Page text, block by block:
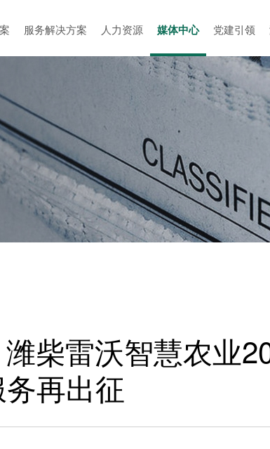
服务解决方案 人力资源 媒体中心 党建引领
柴雷沃智慧农业
务再出征